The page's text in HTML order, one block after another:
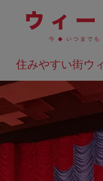
住みやすい街ウ
検